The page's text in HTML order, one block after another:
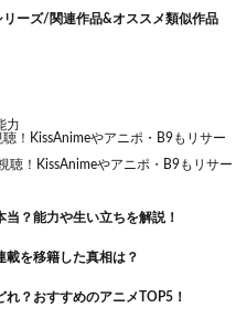
リーズ/関連作品&オススメ類似作品
力
！KissAnimeやアニポ・B9もリサー
聴！KissAnimeやアニポ・B9もリサー
当？能力や生い立ちを解説！
載を移籍した真相は？
？おすすめのアニメTOP5！